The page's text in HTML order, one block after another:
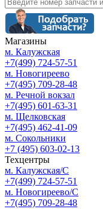
Магазины
м. Калужская
+7(499) 724-57-51
м. Новогиреево
+7(495) 709-28-48
м. Речной вокзал
+7(495) 601-63-31
м. Щелковская
+7(495) 462-41-09
м. Сокольники
+7 (495) 603-02-13
Техцентры
м. Калужская/С
+7(499) 724-57-51
м. Новогиреево/С
+7(495) 709-28-48